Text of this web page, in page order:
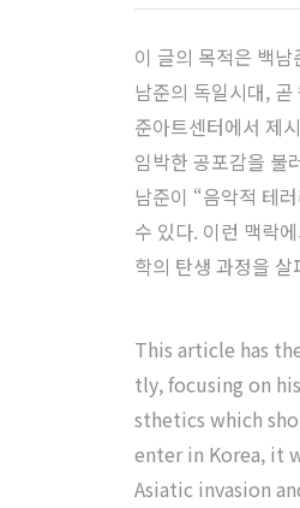
이 글의 목적은 백
남준의 독일시대,
준아트센터에서 제
임박한 공포감을 불
남준이 “음악적 테
수 있다. 이런 맥락
학의 탄생 과정을
This article has
tly, focusing on
sthetics which
enter in Korea, it
Asiatic invasion